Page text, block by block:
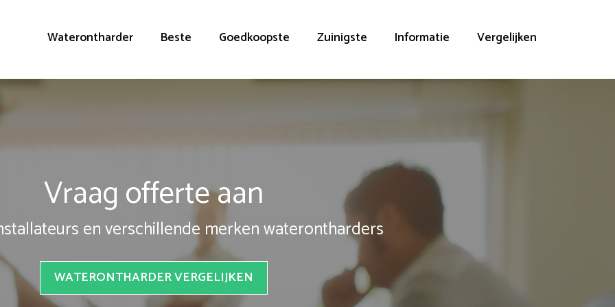
Waterontharder Beste Goedkoopste Zuinigste Informatie Vergelijken
Vraag offerte aan
en verschillende merken waterontharders
WATERONTHARDER VERGELIJKEN